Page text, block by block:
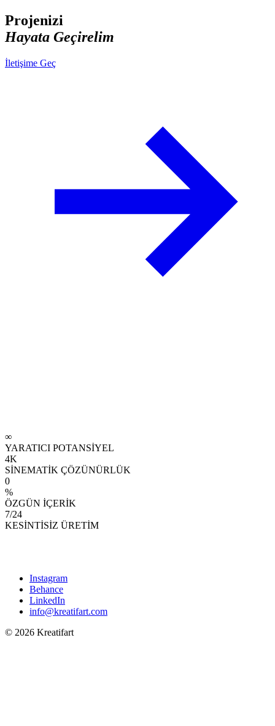
Projenizi
Hayata Geçirelim
İletişime Geç
∞
YARATICI POTANSİYEL
4K
SİNEMATİK ÇÖZÜNÜRLÜK
0
%
ÖZGÜN İÇERİK
7/24
KESİNTİSİZ ÜRETİM
Instagram
Behance
LinkedIn
info@kreatifart.com
© 2026 Kreatifart